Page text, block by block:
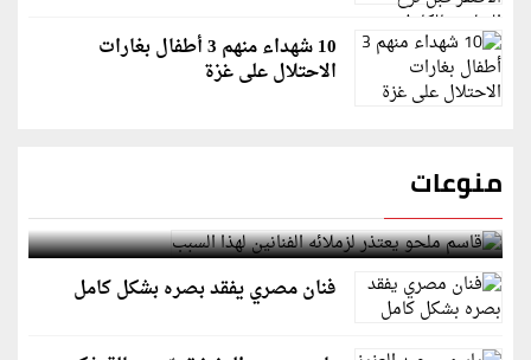
10 شهداء منهم 3 أطفال بغارات
الاحتلال على غزة
منوعات
قاسم ملحو يعتذر لزملائه الفنانين لهذا السبب
فنان مصري يفقد بصره بشكل كامل